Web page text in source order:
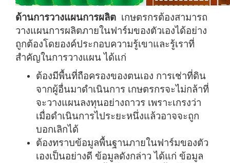
ด้านการวางแผนการผลิต เกษตรกรต้องสามารถ
วางแผนการผลิตภายในฟาร์มของตัวเองได้อย่าง
ถูกต้องโดยองค์ประกอบความรู้เขาและรู้เราที่
สำคัญในการวางแผน ได้แก่
ต้องมีพื้นที่ถือครองของตนเอง การเช่าที่ดิน
จากผู้อื่นมาดำเนินการ เกษตรกรจะไม่กล้าที่
จะวางแผนลงทุนอย่างถาวร เพราะเกรงว่า
เมื่อดำเนินการไประยะหนึ่งแล้วอาจจะถูก
บอกเลิกได้
ต้องทราบข้อมูลพื้นฐานภายในฟาร์มของตัว
เองเป็นอย่างดี ข้อมูลดังกล่าว ได้แก่ ข้อมูล